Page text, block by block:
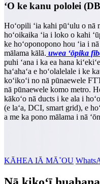
ʻO ke kanu pololei
Hoʻopili ʻia kahi pūʻulu o nā
hoʻoikaika ʻia i loko o kahi
ke hoʻoponopono hou ʻia i
mālama kālā. uwea ʻōpika
puhi ʻana i ka ea hana
haʻahaʻa e hoʻolalelale i ke
koʻikoʻi no nā pūnaewele
nā pūnaewele komo metro.
kākoʻo nā ducts i ke ala i
(e laʻa, DCI, smart grid), e
a me ka pono mālama i nā
KĀHEA IĀ MĀ˚OU